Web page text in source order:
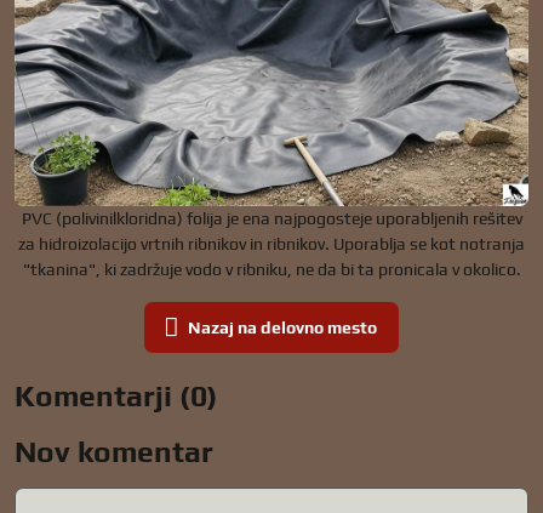
PVC (polivinilkloridna) folija je ena najpogosteje uporabljenih rešitev
za hidroizolacijo vrtnih ribnikov in ribnikov. Uporablja se kot notranja
"tkanina", ki zadržuje vodo v ribniku, ne da bi ta pronicala v okolico.
Nazaj na delovno mesto
Komentarji (0)
Nov komentar